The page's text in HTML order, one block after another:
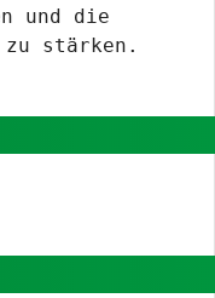
und die
stärken.